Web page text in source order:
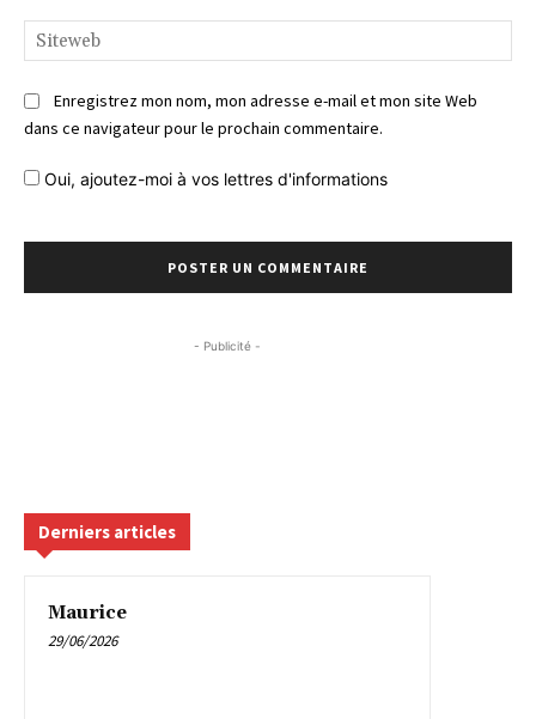
Enregistrez mon nom, mon adresse e-mail et mon site Web
dans ce navigateur pour le prochain commentaire.
Oui, ajoutez-moi à vos lettres d'informations
- Publicité -
Derniers articles
Maurice
29/06/2026